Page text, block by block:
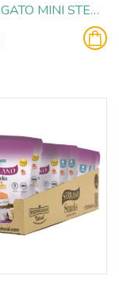
DOKAS GATO MINI STEAKS TERNERA Y PESCADO